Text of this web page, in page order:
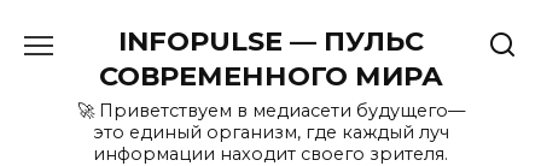
содержанию
INFOPULSE — ПУЛЬС
СОВРЕМЕННОГО МИРА
🚀 Приветствуем в медиасети будущего—
это единый организм, где каждый луч
информации находит своего зрителя.